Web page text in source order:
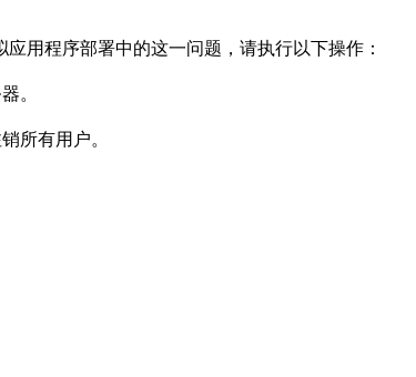
用程序部署中的这一问题，请执行以下操作：
。
所有用户。